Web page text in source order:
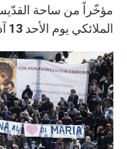
مؤخّراً من ساحة
الملائكي يوم الأحد 13 آذار على لافتات بالإيطاليّة.